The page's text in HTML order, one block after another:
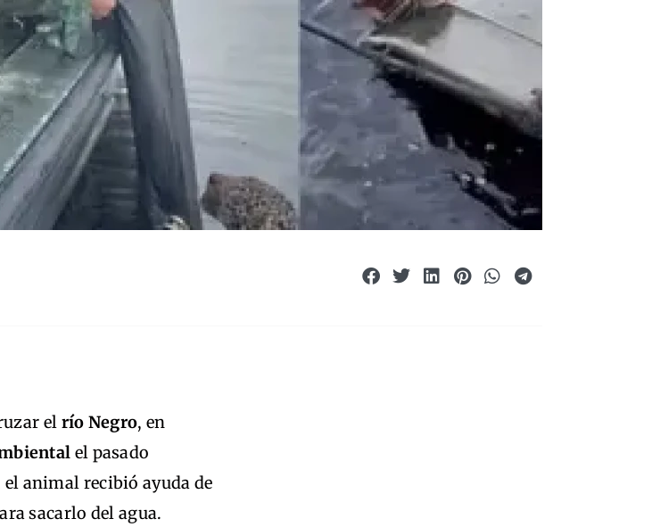
el río Negro, en
el pasado
animal recibió ayuda de
sacarlo del agua.